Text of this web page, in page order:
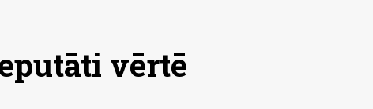
vērtē